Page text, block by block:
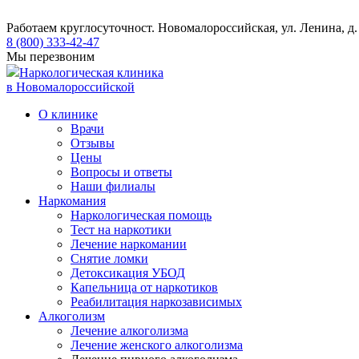
Работаем круглосуточност. Новомалороссийская, ул. Ленина,
8 (800) 333-42-47
Мы перезвоним
Наркологическая клиника
в Новомалороссийской
О клинике
Врачи
Отзывы
Цены
Вопросы и ответы
Наши филиалы
Наркомания
Наркологическая помощь
Тест на наркотики
Лечение наркомании
Снятие ломки
​​Детоксикация УБОД
Капельница от наркотиков
Реабилитация наркозависимых
Алкоголизм
Лечение алкоголизма
Лечение женского алкоголизма